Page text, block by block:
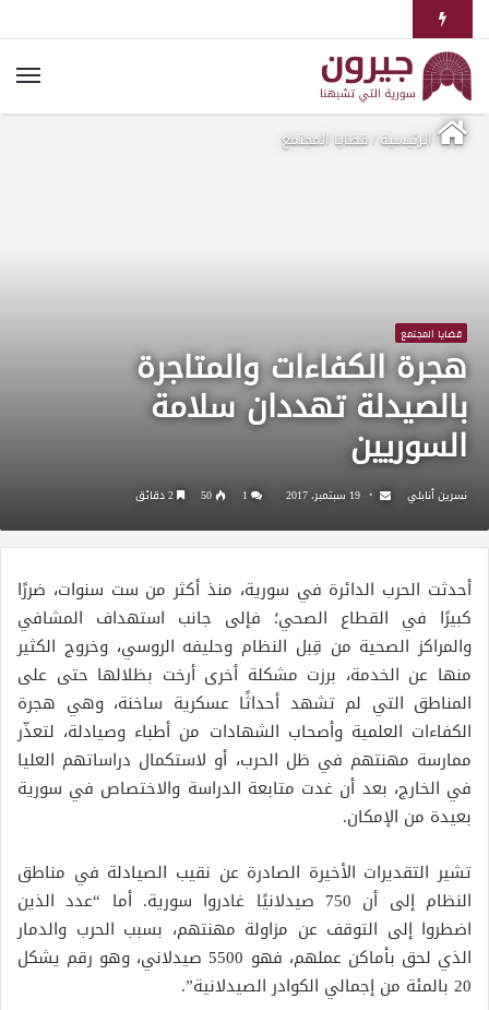
الرئيسية/قضايا المجتمع
قضايا المجتمع
هجرة الكفاءات والمتاجرة
بالصيدلة تهددان سلامة
السوريين
نسرين أنابلي 19 سبتمبر، 2017 50
أحدثت الحرب الدائرة في سورية، منذ أكثر من ست سنوات، ضررًا
كبيرًا في القطاع الصحي؛ فإلى جانب استهداف المشافي
والمراكز الصحية من قِبل النظام وحليفه الروسي، وخروج الكثير
منها عن الخدمة، برزت مشكلة أخرى أرخت بظلالها حتى على
المناطق التي لم تشهد أحداثًا عسكرية ساخنة، وهي هجرة
الكفاءات العلمية وأصحاب الشهادات من أطباء وصيادلة، لتعذّر
ممارسة مهنتهم في ظل الحرب، أو لاستكمال دراساتهم العليا
في الخارج، بعد أن غدت متابعة الدراسة والاختصاص في سورية
بعيدة من الإمكان.
تشير التقديرات الأخيرة الصادرة عن نقيب الصيادلة في مناطق
النظام إلى أن 750 صيدلانيًا غادروا سورية. أما “عدد الذين
اضطروا إلى التوقف عن مزاولة مهنتهم، بسبب الحرب والدمار
الذي لحق بأماكن عملهم، فهو 5500 صيدلاني، وهو رقم يشكل
20 بالمئة من إجمالي الكوادر الصيدلانية”.